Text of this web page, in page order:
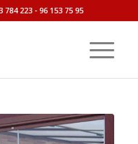
223 - 96 153 75 95